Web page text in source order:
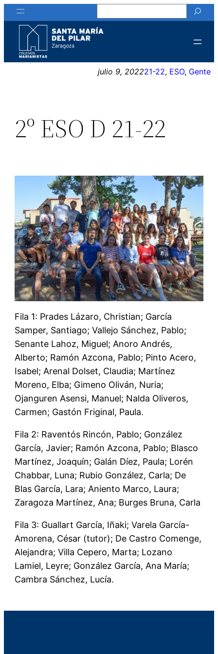
Saltar
al
contenido
julio 9, 202221-22, ESO, Gente
2º ESO D 21-22
Fila 1: Prades Lázaro, Christian; García
Samper, Santiago; Vallejo Sánchez, Pablo;
Senante Lahoz, Miguel; Anoro Andrés,
Alberto; Ramón Azcona, Pablo; Pinto Acero,
Isabel; Arenal Dolset, Claudia; Martínez
Moreno, Elba; Gimeno Oliván, Nuria;
Ojanguren Asensi, Manuel; Nalda Oliveros,
Carmen; Gastón Friginal, Paula.
Fila 2: Raventós Rincón, Pablo; González
García, Javier; Ramón Azcona, Pablo; Blasco
Martínez, Joaquín; Galán Díez, Paula; Lorén
Chabbar, Luna; Rubio González, Carla; De
Blas García, Lara; Aniento Marco, Laura;
Zaragoza Martínez, Ana; Burges Bruna, Carla
Fila 3: Guallart García, Iñaki; Varela García-
Amorena, César (tutor); De Castro Comenge,
Alejandra; Villa Cepero, Marta; Lozano
Lamiel, Leyre; González García, Ana María;
Cambra Sánchez, Lucía.